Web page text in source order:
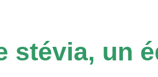
stévia, un